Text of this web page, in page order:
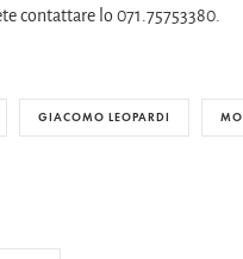
contattare lo 071.75753380.
GIACOMO LEOPARDI